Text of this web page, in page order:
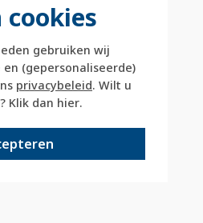
gebruiken wij
(gepersonaliseerde)
privacybeleid. Wilt u
Klik dan hier.